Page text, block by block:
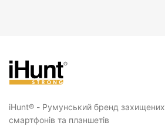
iHunt® - Румунський бренд захищених
смартфонів та планшетів